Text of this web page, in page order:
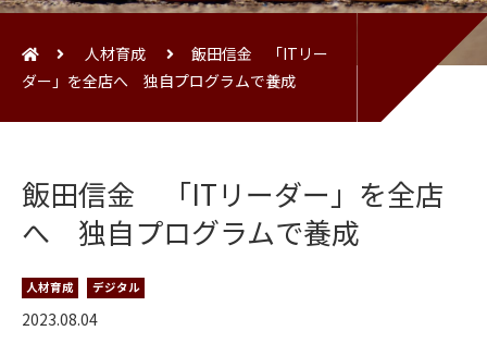
人材育成
飯田信金 「ITリー
ダー」を全店へ 独自プログラムで養成
飯田信金 「ITリーダー」を全店
へ 独自プログラムで養成
人材育成 デジタル
2023.08.04